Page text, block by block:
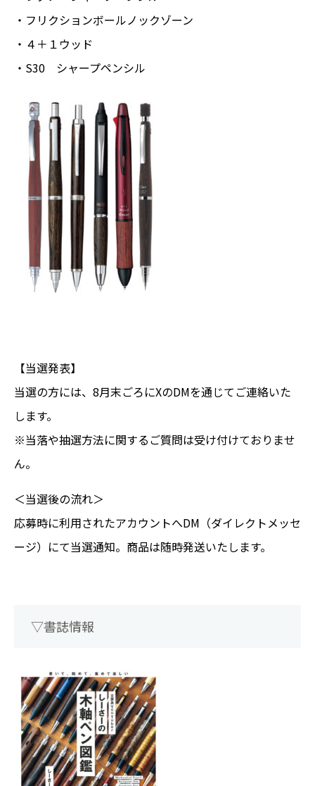
・フリクションボールノックゾーン
・４＋１ウッド
・S30 シャープペンシル
【当選発表】
当選の方には、8月末ごろにXのDMを通じてご連絡いた
します。
※当落や抽選方法に関するご質問は受け付けておりませ
ん。
＜当選後の流れ＞
応募時に利用されたアカウントへDM（ダイレクトメッセ
ージ）にて当選通知。 商品は随時発送いたします。
▽書誌情報